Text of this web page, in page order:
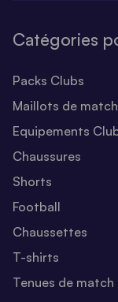
Catégories
Packs Clubs
Maillots de match
Equipements
Chaussures
Shorts
Football
Chaussettes
T-shirts
Tenues de match